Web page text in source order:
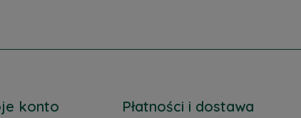
konto Płatności i dostawa